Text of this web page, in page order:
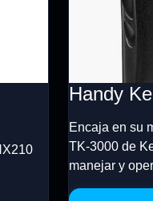
Handy
Encaja en su
TK-3000 de
manejar y